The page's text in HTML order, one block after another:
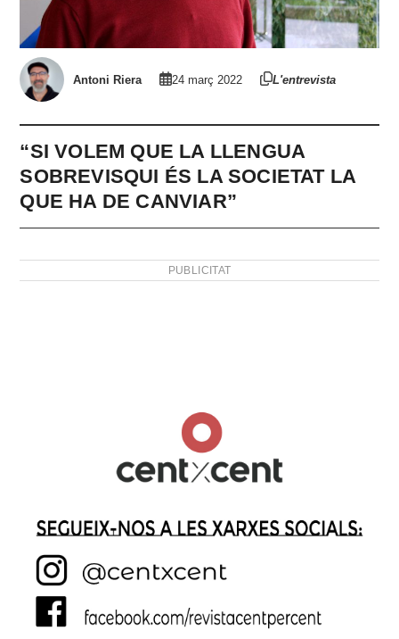
Antoni Riera 24 març 2022 L'entrevista
“SI VOLEM QUE LA LLENGUA
SOBREVISQUI ÉS LA SOCIETAT LA
QUE HA DE CANVIAR”
PUBLICITAT